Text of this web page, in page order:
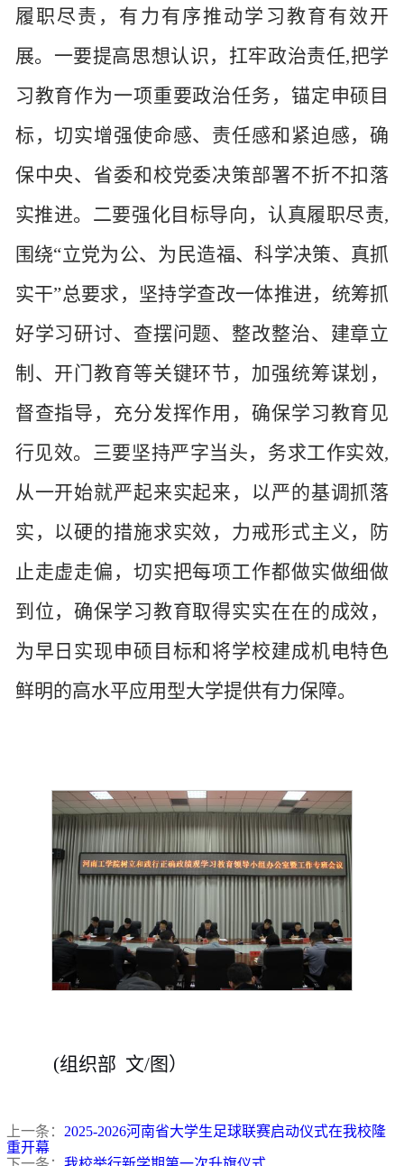
履职尽责，有力有序推动学习教育有效开
展。一要提高思想认识，扛牢政治责任,把学
习教育作为一项重要政治任务，锚定申硕目
标，切实增强使命感、责任感和紧迫感，确
保中央、省委和校党委决策部署不折不扣落
实推进。二要强化目标导向，认真履职尽责,
围绕“立党为公、为民造福、科学决策、真抓
实干”总要求，坚持学查改一体推进，统筹抓
好学习研讨、查摆问题、整改整治、建章立
制、开门教育等关键环节，加强统筹谋划，
督查指导，充分发挥作用，确保学习教育见
行见效。三要坚持严字当头，务求工作实效,
从一开始就严起来实起来，以严的基调抓落
实，以硬的措施求实效，力戒形式主义，防
止走虚走偏，切实把每项工作都做实做细做
到位，确保学习教育取得实实在在的成效，
为早日实现申硕目标和将学校建成机电特色
鲜明的高水平应用型大学提供有力保障。
(组织部 文/图）
上一条： 2025-2026河南省大学生足球联赛启动仪式在我校隆
重开幕